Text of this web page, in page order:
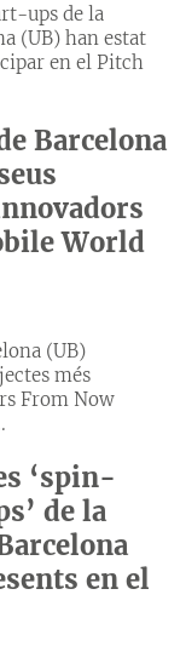
ups de la
(UB) han estat
en el Pitch
Barcelona
World
(UB)
més
From Now
‘spin-
de la
en el